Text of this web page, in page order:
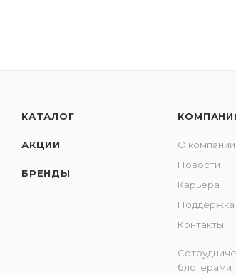
КАТАЛОГ
АКЦИИ
БРЕНДЫ
О компании
Новости
Карьера
Поддержка
Контакты
блогерами